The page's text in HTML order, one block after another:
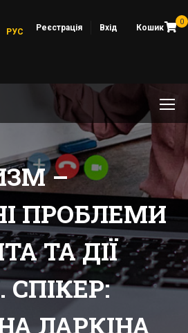
0
Реєстрація Вхід Кошик
РУС
–
ПРОБЛЕМИ
ТА ДІЇ
СПIКЕР:
ЛАРКІНА